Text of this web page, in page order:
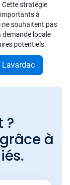
Cette stratégie
à
ne souhaitent pas
demande locale
potentiels.
Lavardac
?
à